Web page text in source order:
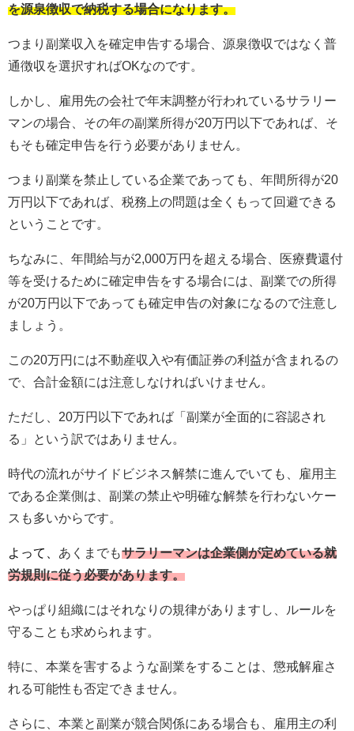
を源泉徴収で納税する場合になります。
つまり副業収入を確定申告する場合、源泉徴収ではなく普
通徴収を選択すればOKなのです。
しかし、雇用先の会社で年末調整が行われているサラリー
マンの場合、その年の副業所得が20万円以下であれば、そ
もそも確定申告を行う必要がありません。
つまり副業を禁止している企業であっても、年間所得が20
万円以下であれば、税務上の問題は全くもって回避できる
ということです。
ちなみに、年間給与が2,000万円を超える場合、医療費還付
等を受けるために確定申告をする場合には、副業での所得
が20万円以下であっても確定申告の対象になるので注意し
ましょう。
この20万円には不動産収入や有価証券の利益が含まれるの
で、合計金額には注意しなければいけません。
ただし、20万円以下であれば「副業が全面的に容認され
る」という訳ではありません。
時代の流れがサイドビジネス解禁に進んでいても、雇用主
である企業側は、副業の禁止や明確な解禁を行わないケー
スも多いからです。
よって、 あくまでもサラリーマンは企業側が定めている就
労規則に従う必要があります。
やっぱり組織にはそれなりの規律がありますし、ルールを
守ることも求められます。
特に、本業を害するような副業をすることは、懲戒解雇さ
れる可能性も否定できません。
さらに、本業と副業が競合関係にある場合も、雇用主の利